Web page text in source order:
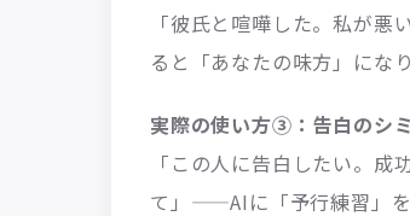
「彼氏と喧嘩した。私が
ると「あなたの味方」にな
実際の使い方③：告白のシ
「この人に告白したい。
て」——AIに「予行練習」を